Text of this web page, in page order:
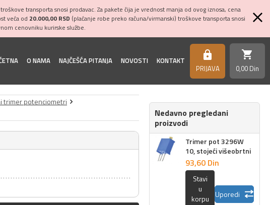
transporta snosi prodavac. Za pakete čija je vrednost manja od ovog iznosa, cena
veća od 20.000,00 RSD (plaćanje robe preko računa/virmanski) troškove transporta snosi
cenovniku kurirske službe.
O NAMA NAJČEŠĆA PITANJA NOVOSTI KONTAKT https
PRIJAVA
shopping_cart
0,00 Din
trimer potenciometri
Nedavno pregledani
proizvodi
Trimer pot 3296W
10, stojeći višeobrtni
93,60 Din
Stavi
u
korpu
Uporedi